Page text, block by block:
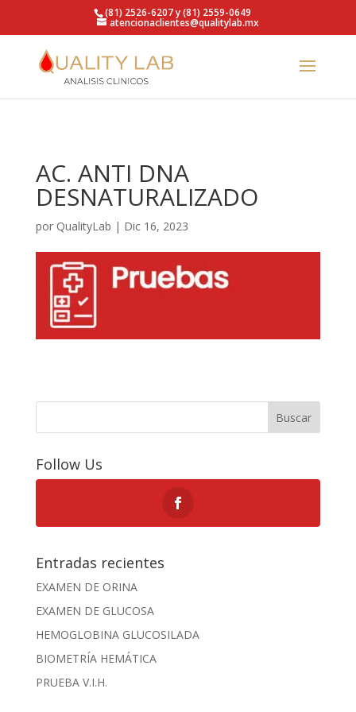
https://qualitylab.mx/(81) 2526-6207 y (81) 2559-0649
atencionaclientes@qualitylab.mx
AC. ANTI DNA
DESNATURALIZADO
por QualityLab | Dic 16, 2023
Buscar
Follow Us
Entradas recientes
EXAMEN DE ORINA
EXAMEN DE GLUCOSA
HEMOGLOBINA GLUCOSILADA
BIOMETRÍA HEMÁTICA
PRUEBA V.I.H.